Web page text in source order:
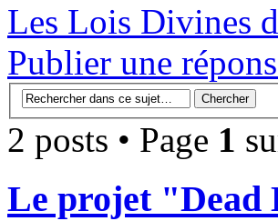
Les Lois Divines
Publier une
2 posts • Page 1
Le projet "Dead